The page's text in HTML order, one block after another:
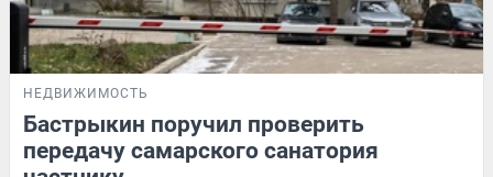
НЕДВИЖИМОСТЬ
Бастрыкин поручил проверить
передачу самарского санатория